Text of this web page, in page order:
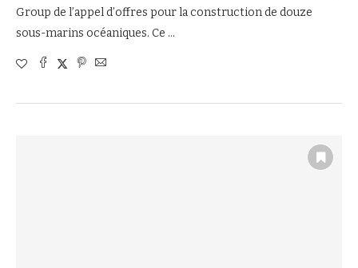
Group de l’appel d’offres pour la construction de douze
sous-marins océaniques. Ce …